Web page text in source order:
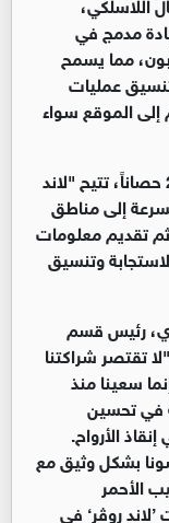
ومركز قيادة مدمج في
مما يسمح
عمليات
إلى الموقع سواء
وبفضل محرك TD6 سعة 3 لتر وقوة 258 حصاناً، تتيح "لاند
إلى مناطق
تقديم معلومات
وتنسيق
رئيس قسم
تقتصر شراكتنا
سعينا منذ
المساهمة في تحسين
الأرواح.
مهندسونا بشكل وثيق مع
الأحمر
روڤر‘ في